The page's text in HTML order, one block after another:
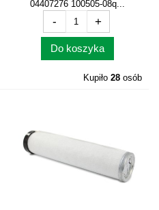
04407276 100505-08q...
- +
Do koszyka
Kupiło 28 osób